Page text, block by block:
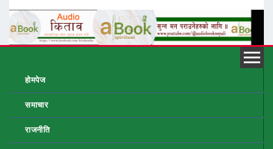
होमपेज
समाचार
राजनीति